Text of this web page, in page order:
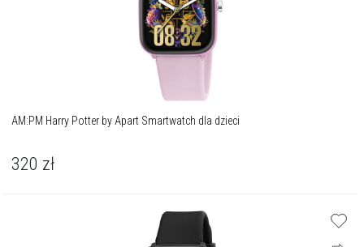
AM:PM Harry Potter by Apart Smartwatch dla dzieci
320 zł